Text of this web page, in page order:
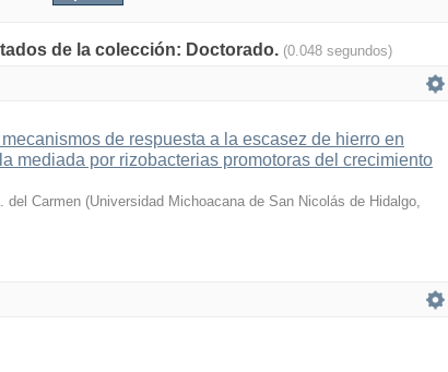
de la colección: Doctorado. (0.048 segundos)
de respuesta a la escasez de hierro en
mediada por rizobacterias promotoras del crecimiento
del Carmen (Universidad Michoacana de San Nicolás de Hidalgo,